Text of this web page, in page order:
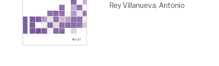
Rey Villanueva, Antonio